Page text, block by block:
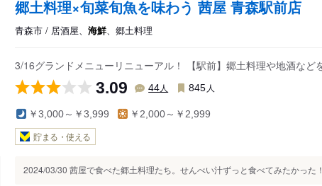
郷土料理×旬菜旬魚を味わう 茜屋 青森駅前店
青森市 / 居酒屋、 海鮮、郷土料理
3/16グランドメニューリニューアル！ 【駅前】郷土料理や地酒など
3.09 44人 845 人
￥3,000～￥3,999 ￥2,000～￥2,999
貯まる・使える
2024/03/30 茜屋で食べた郷土料理たち。せんべい汁ずっと食べてみたかった